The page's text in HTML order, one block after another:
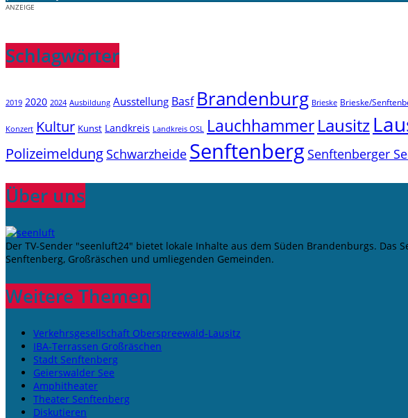
ANZEIGE
Schlagwörter
2019 2020 2024 Ausbildung Ausstellung Basf Brandenburg Brieske Brieske/
Konzert Kultur Kunst Landkreis Landkreis OSL LauchhammerLausitz
Polizeimeldung Schwarzheide Senftenberg Senftenberger
Über uns
Der TV-Sender "seenluft24" bietet lokale Inhalte aus dem Süden Brandenburgs.
Senftenberg, Großräschen und umliegenden Gemeinden.
Weitere Themen
Verkehrsgesellschaft Oberspreewald-Lausitz
IBA-Terrassen Großräschen
Stadt Senftenberg
Geierswalder See
Amphitheater
Theater Senftenberg
Diskutieren